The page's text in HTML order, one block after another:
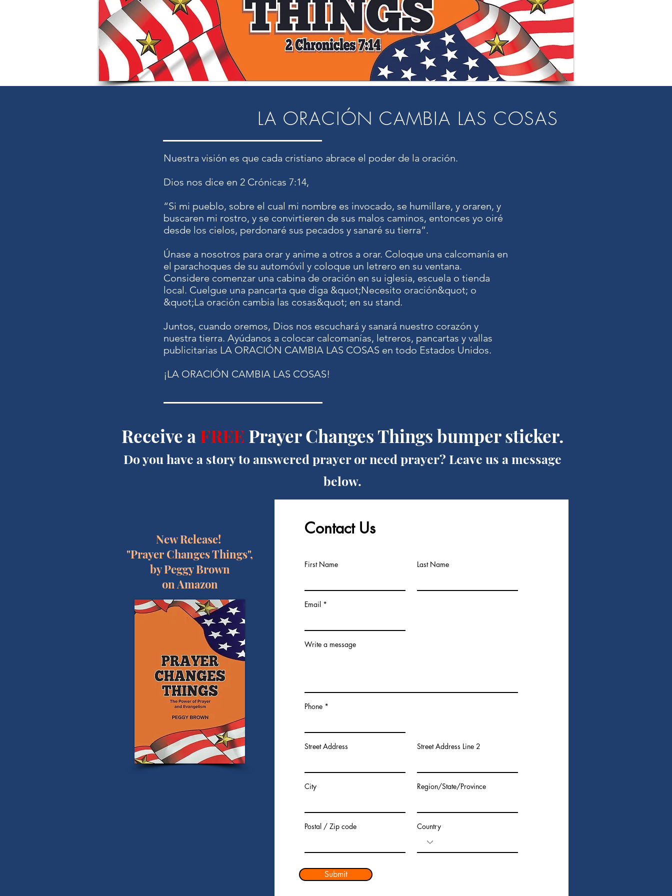
LA ORACIÓN CAMBIA LAS COSAS
Nuestra visión es que cada cristiano abrace el poder de la oración.
Dios nos dice en 2 Crónicas 7:14,
“Si mi pueblo, sobre el cual mi nombre es invocado, se humillare, y oraren, y
buscaren mi rostro, y se convirtieren de sus malos caminos, entonces yo oiré
desde los cielos, perdonaré sus pecados y sanaré su tierra”.
Únase a nosotros para orar y anime a otros a orar. Coloque una calcomanía en
el parachoques de su automóvil y coloque un letrero en su ventana.
Considere comenzar una cabina de oración en su iglesia, escuela o tienda
local. Cuelgue una pancarta que diga &quot;Necesito oración&quot; o
&quot;La oración cambia las cosas&quot; en su stand.
Juntos, cuando oremos, Dios nos escuchará y sanará nuestro corazón y
nuestra tierra. Ayúdanos a colocar calcomanías, letreros, pancartas y vallas
publicitarias LA ORACIÓN CAMBIA LAS COSAS en todo Estados Unidos.
¡LA ORACIÓN CAMBIA LAS COSAS!
Receive aFREE Prayer Changes Things bumper sticker.
Do you have a story to answered prayer or need prayer? Leave us a message
below.
New Release!
"Prayer Changes Things",
by Peggy Brown
on Amazon
Contact Us
First Name Last Name
Email
Write a message
Phone
Street Address Street Address Line 2
City Region/State/Province
Postal / Zip code Country
Submit